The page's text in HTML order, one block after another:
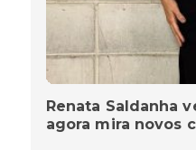
Renata Saldanha
agora mira novos